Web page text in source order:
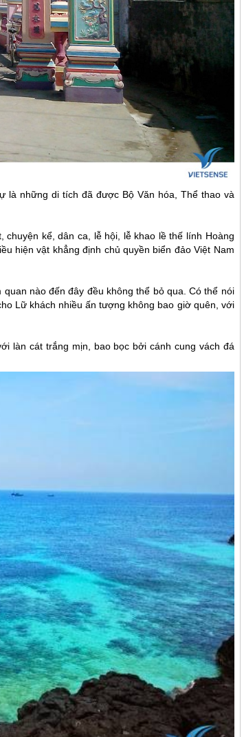
là những di tích đã được Bộ Văn hóa, Thể thao và
kể, dân ca, lễ hội, lễ khao lề thế lính Hoàng
hiện vật khẳng định chủ quyền biển đảo Việt Nam
nào đến đây đều không thể bỏ qua. Có thể nói
Lữ khách nhiều ấn tượng không bao giờ quên, với
làn cát trắng mịn, bao bọc bởi cánh cung vách đá